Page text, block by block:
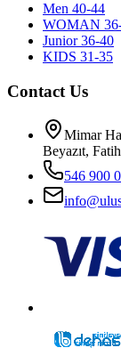
Men 40-44
WOMAN
Junior 36-40
KIDS 31-35
Contact Us
Mimar
Beyazıt,
546 900